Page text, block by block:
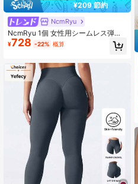
¥209 節約
NcmRyu
NcmRyu 1個 女性用シームレス弾性
リフティングシェイピングヨガフィ
ットネスジムランニングスポーツシ
¥728 -22% 概算